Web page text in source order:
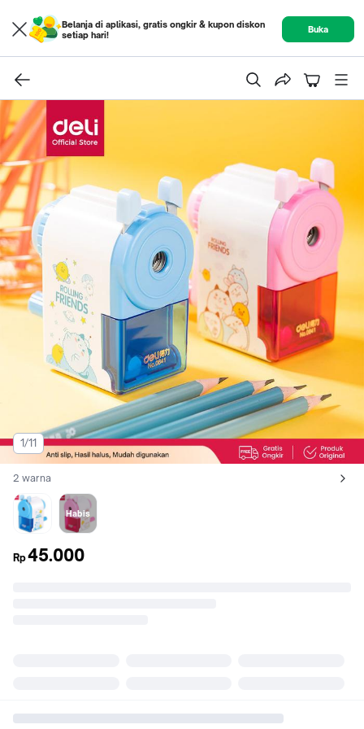
Belanja di aplikasi, gratis ongkir & kupon diskon
setiap hari!
Buka
1/11
Lihat semua variant:
2 warna
Blue
Habis
Pink
Rp45.000